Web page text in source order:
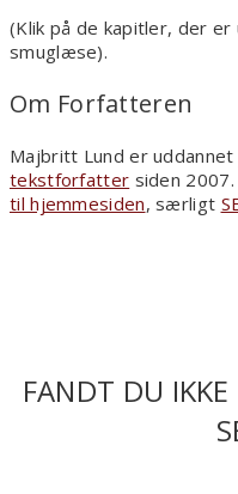
(Klik på de kapitler, der
smuglæse).
Om Forfatteren
Majbritt Lund er
tekstforfatter siden
til hjemmesiden, særligt
FANDT DU